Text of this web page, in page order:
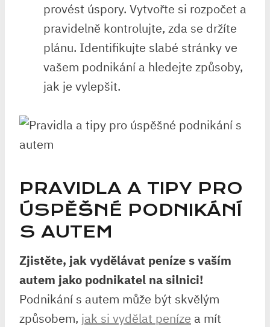
provést úspory. Vytvořte si rozpočet a
pravidelně kontrolujte, zda se držíte
plánu. Identifikujte slabé stránky ve
vašem podnikání a hledejte způsoby,
jak je vylepšit.
PRAVIDLA A TIPY PRO
ÚSPĚŠNÉ PODNIKÁNÍ
S AUTEM
Zjistěte, jak vydělávat peníze s vaším
autem jako podnikatel na silnici!
Podnikání s autem může být skvělým
způsobem, jak si vydělat peníze a mít